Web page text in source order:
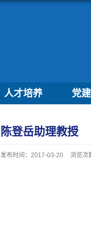
人才培养 党
陈登岳助理教授
发布时间：2017-03-20 浏览次